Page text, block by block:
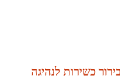
כשירות לנהיגה